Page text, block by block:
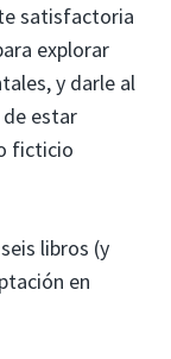
satisfactoria
explorar
y darle al
estar
ficticio
libros (y
en